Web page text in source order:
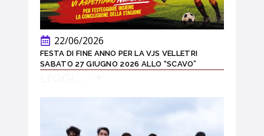
22/06/2026
FESTA DI FINE ANNO PER LA VJS VELLETRI
SABATO 27 GIUGNO 2026 ALLO “SCAVO”